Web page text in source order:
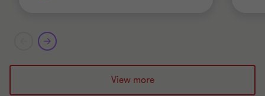
View more